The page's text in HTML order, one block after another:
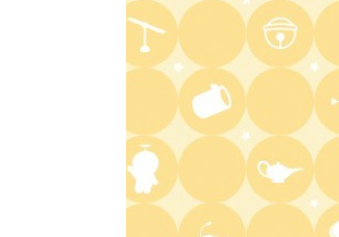
深夜 3:17
イベレコ
深夜 3:30
秘湯ロマン